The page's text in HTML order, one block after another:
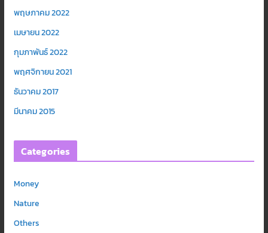
พฤษภาคม 2022
เมษายน 2022
กุมภาพันธ์ 2022
พฤศจิกายน 2021
ธันวาคม 2017
มีนาคม 2015
Categories
Money
Nature
Others